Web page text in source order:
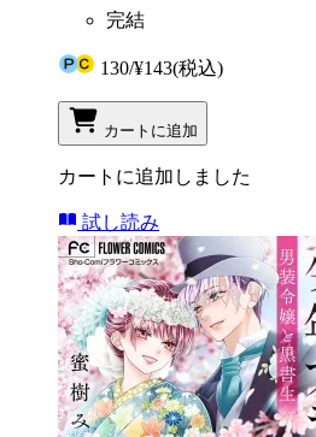
完結
130/¥143(税込)
カートに追加
カートに追加しました
試し読み